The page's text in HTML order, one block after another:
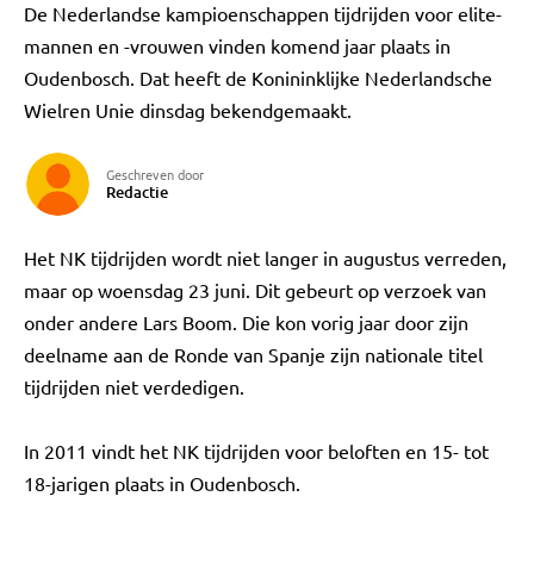
De Nederlandse kampioenschappen tijdrijden voor elite-
mannen en -vrouwen vinden komend jaar plaats in
Oudenbosch. Dat heeft de Konininklijke Nederlandsche
Wielren Unie dinsdag bekendgemaakt.
Geschreven door
Redactie
Het NK tijdrijden wordt niet langer in augustus verreden,
maar op woensdag 23 juni. Dit gebeurt op verzoek van
onder andere Lars Boom. Die kon vorig jaar door zijn
deelname aan de Ronde van Spanje zijn nationale titel
tijdrijden niet verdedigen.
In 2011 vindt het NK tijdrijden voor beloften en 15- tot
18-jarigen plaats in Oudenbosch.